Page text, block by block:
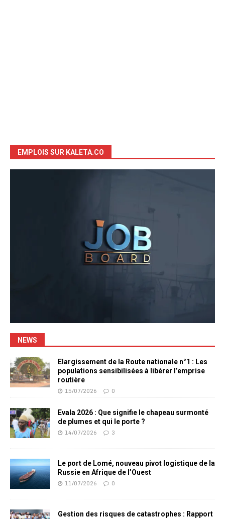
EMPLOIS SUR KALETA.CO
NEWS
Elargissement de la Route nationale n°1 : Les
populations sensibilisées à libérer l’emprise
routière
15/07/2026 0
Evala 2026 : Que signifie le chapeau surmonté
de plumes et qui le porte ?
14/07/2026 3
Le port de Lomé, nouveau pivot logistique de la
Russie en Afrique de l’Ouest
11/07/2026 0
Gestion des risques de catastrophes : Rapport